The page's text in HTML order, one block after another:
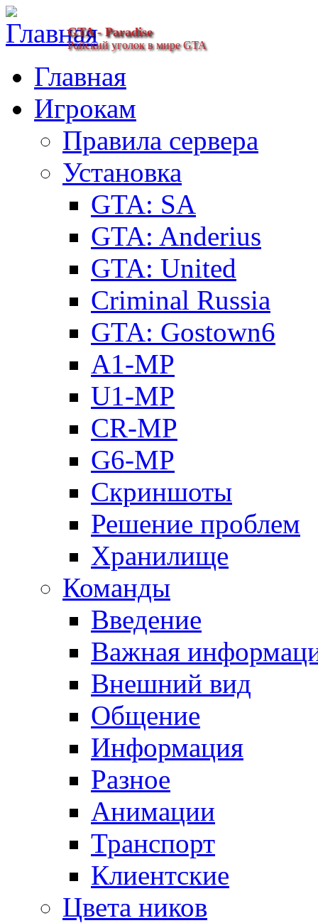
GTA - Paradise
Райский уголок в мире GTA
Главная
Игрокам
Правила сервера
Установка
GTA: SA
GTA: Anderius
GTA: United
Criminal Russia
GTA: Gostown6
A1-MP
U1-MP
CR-MP
G6-MP
Скриншоты
Решение проблем
Хранилище
Команды
Введение
Важная
Внешний вид
Общение
Информация
Разное
Анимации
Транспорт
Клиентские
Цвета ников